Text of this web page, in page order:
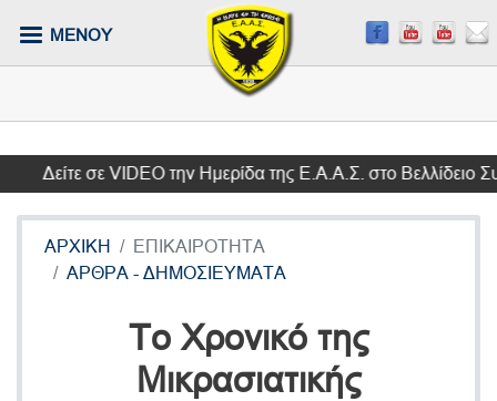
Παράκαμψη
προς
το
κυρίως
περιεχόμενο
ΜΕΝΟΥ
Δείτε σε VIDEO την Ημερίδα της Ε.Α.Α.Σ. στο Βελλίδειο
ΑΡΧΙΚΗ
ΕΠΙΚΑΙΡΟΤΗΤΑ
ΑΡΘΡΑ - ΔΗΜΟΣΙΕΥΜΑΤΑ
Το Χρονικό της
Μικρασιατικής